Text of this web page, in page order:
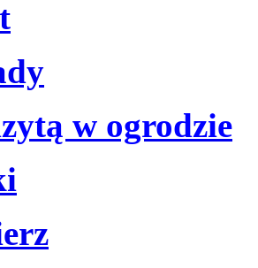
w ogrodzie